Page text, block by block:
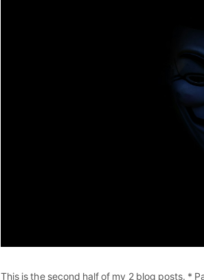
This is the second half of my 2 blog posts. *